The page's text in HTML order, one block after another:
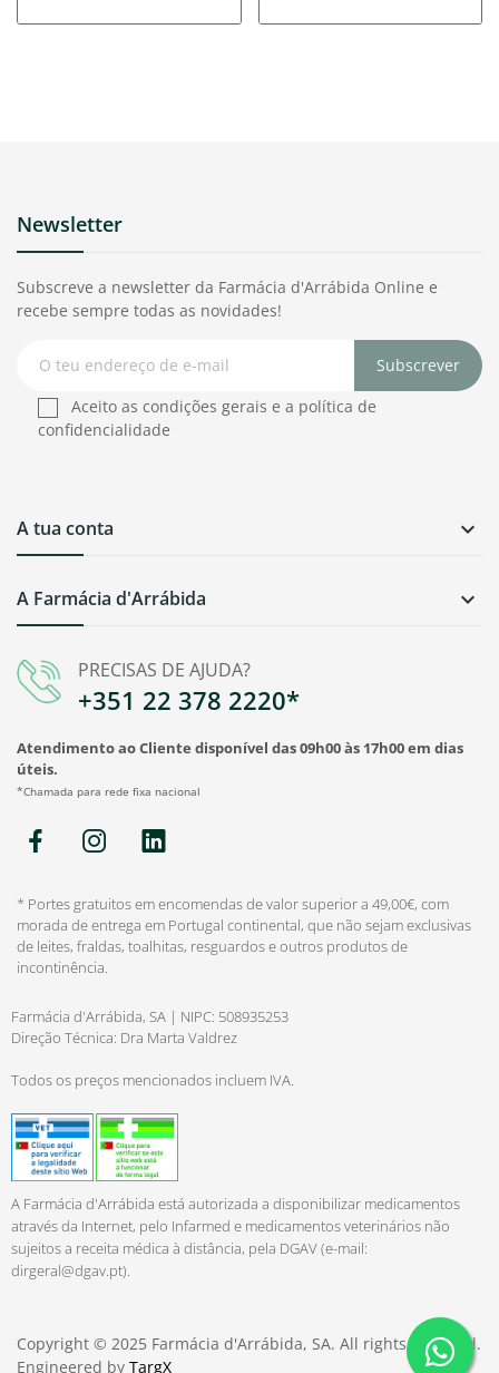
PRECISAS DE AJUDA?
+351 22 378 2220*
Atendimento ao Cliente disponível das 09h00 às 17h00 em dias
úteis.
*Chamada para rede fixa nacional
A Farmácia d'Arrábida 
A tua conta 
Newsletter
Subscreve a newsletter da Farmácia d'Arrábida Online e
recebe sempre todas as novidades!
Subscrever
Aceito as condições gerais e a política de
confidencialidade
* Portes gratuitos em encomendas de valor superior a 49,00€, com
morada de entrega em Portugal continental, que não sejam exclusivas
de leites, fraldas, toalhitas, resguardos e outros produtos de
incontinência.
Farmácia d'Arrábida, SA | NIPC: 508935253
Direção Técnica: Dra Marta Valdrez
Todos os preços mencionados incluem IVA.
A Farmácia d'Arrábida está autorizada a disponibilizar medicamentos
através da Internet, pelo Infarmed e medicamentos veterinários não
sujeitos a receita médica à distância, pela DGAV (e-mail:
dirgeral@dgav.pt).
Copyright © 2025 Farmácia d'Arrábida, SA. All rights reserved.
Engineered by TargX